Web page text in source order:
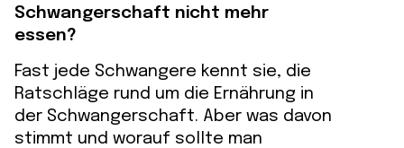
Schwangerschaft nicht mehr
essen?
Fast jede Schwangere kennt sie, die
Ratschläge rund um die Ernährung in
der Schwangerschaft. Aber was davon
stimmt und worauf sollte man